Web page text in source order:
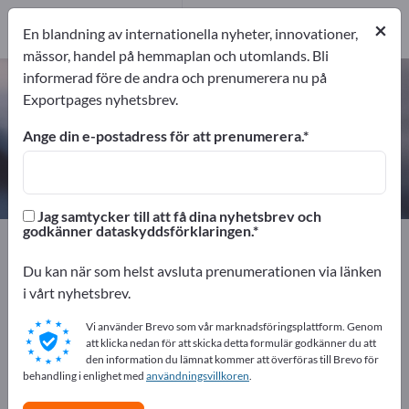
Transmissionsoljor – hitta
tillverkare och leverantörer
4
4
Exportpages Kemi & läkemedel
Mineraloljeprodukter
Transmissionsoljor
Annonsera gratis på Exportpages!
Behov – Erbjudanden – Begagnade varor –
Affärskontakter >> börja här
×
En blandning av internationella nyheter, innovationer,
mässor, handel på hemmaplan och utomlands. Bli
informerad före de andra och prenumerera nu på
Exportpages nyhetsbrev.
Ange din e-postadress för att prenumerera.
Jag samtycker till att få dina nyhetsbrev och
godkänner dataskyddsförklaringen.
Du kan när som helst avsluta prenumerationen via länken
i vårt nyhetsbrev.
Vi använder Brevo som vår marknadsföringsplattform. Genom
att klicka nedan för att skicka detta formulär godkänner du att
den information du lämnat kommer att överföras till Brevo för
behandling i enlighet med användningsvillkoren.